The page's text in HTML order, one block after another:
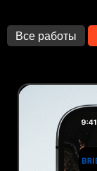
Все работы